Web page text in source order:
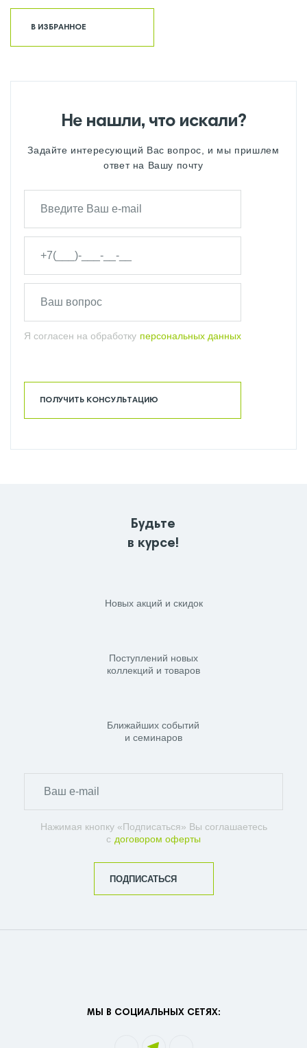
В ИЗБРАННОЕ
Не нашли, что искали?
Задайте интересующий Вас вопрос, и мы пришлем
ответ на Вашу почту
Я согласен на обработку персональных данных
ПОЛУЧИТЬ КОНСУЛЬТАЦИЮ
Будьте
в курсе!
Новых акций и скидок
Поступлений новых
коллекций и товаров
Ближайших событий
и семинаров
Нажимая кнопку «Подписаться» Вы соглашаетесь
с договором оферты
ПОДПИСАТЬСЯ
МЫ В СОЦИАЛЬНЫХ СЕТЯХ: